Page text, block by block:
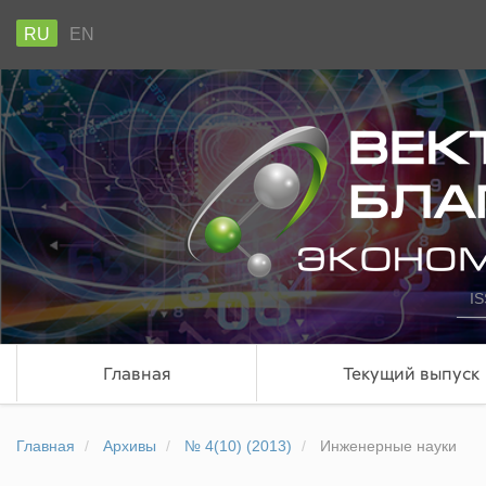
RU EN
Главная Текущий выпуск
Главная Архивы № 4(10) (2013) Инженерные науки